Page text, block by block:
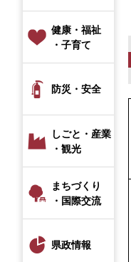
健康・福祉
・子育て
防災・安全
しごと・産業
・観光
まちづくり
・国際交流
県政情報